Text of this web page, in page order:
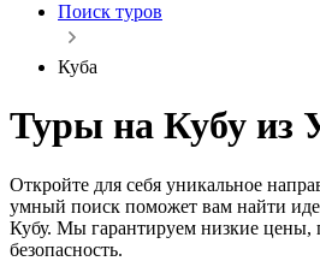
Поиск туров
Куба
Туры на Кубу из
Откройте для себя уникальное
умный поиск поможет вам найти
Кубу. Мы гарантируем низкие цены,
безопасность.